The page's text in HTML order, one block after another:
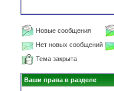
Новые сообщения
Нет новых сообщений
Тема закрыта
Ваши права в разделе